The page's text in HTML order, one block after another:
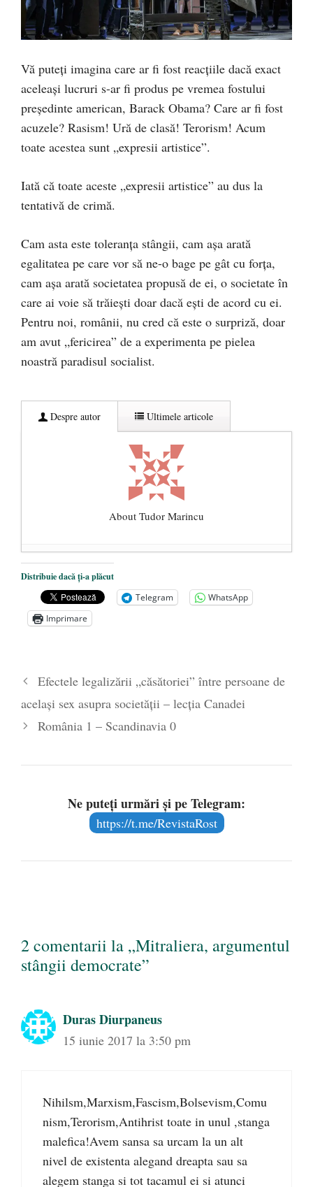
Vă puteți imagina care ar fi fost reacțiile dacă exact
aceleași lucruri s-ar fi produs pe vremea fostului
președinte american, Barack Obama? Care ar fi fost
acuzele? Rasism! Ură de clasă! Terorism! Acum
toate acestea sunt „expresii artistice”.
Iată că toate aceste „expresii artistice” au dus la
tentativă de crimă.
Cam asta este toleranța stângii, cam așa arată
egalitatea pe care vor să ne-o bage pe gât cu forța,
cam așa arată societatea propusă de ei, o societate în
care ai voie să trăiești doar dacă ești de acord cu ei.
Pentru noi, românii, nu cred că este o surpriză, doar
am avut „fericirea” de a experimenta pe pielea
noastră paradisul socialist.
Despre autor Ultimele articole
About Tudor Marincu
De ce propaganda LGBT nu-și are locul în
unitățile de învățământ
- 17 iunie 2020
Anarhia din SUA e opera stângii radicale
2 iunie 2020
mai 2020
Distribuie dacă ți-a plăcut
Telegram
WhatsApp
Imprimare
Efectele legalizării „căsătoriei” între persoane de
același sex asupra societății – lecția Canadei
România 1 – Scandinavia 0
Ne puteți urmări și pe Telegram:
https://t.me/RevistaRost
2 comentarii la „Mitraliera, argumentul
stângii democrate”
Duras Diurpaneus
15 iunie 2017 la 3:50 pm
Nihilsm,Marxism,Fascism,Bolsevism,Comu
nism,Terorism,Antihrist toate in unul ,stanga
malefica!Avem sansa sa urcam la un alt
nivel de existenta alegand dreapta sau sa
alegem stanga si tot tacamul ei si atunci